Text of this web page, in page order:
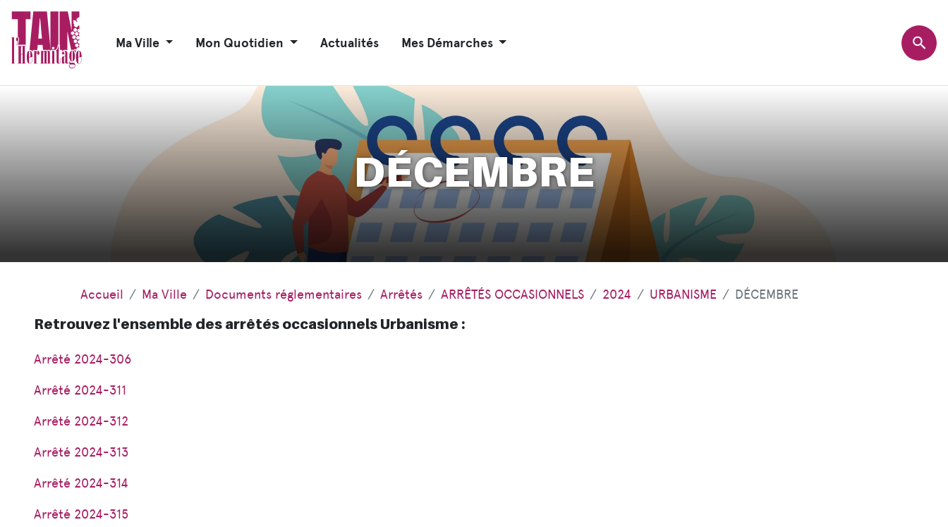
Ma Ville Mon Quotidien Actualités Mes Démarches
DÉCEMBRE
Accueil Ma Ville Documents réglementaires Arrêtés ARRÊTÉS OCCASIONNELS 2024 URBANISME DÉCEMBRE
Retrouvez l'ensemble des arrêtés occasionnels Urbanisme :
Arrêté 2024-306
Arrêté 2024-311
Arrêté 2024-312
Arrêté 2024-313
Arrêté 2024-314
Arrêté 2024-315